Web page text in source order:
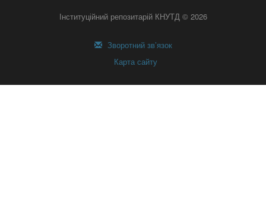
Інституційний репозитарій КНУТД © 2026
Зворотний зв’язок
Карта сайту